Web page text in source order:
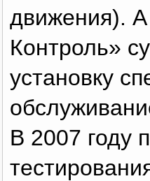
движения). А
Контроль»
установку
В 2007 году